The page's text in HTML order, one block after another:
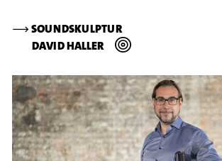
⟶SOUNDSKULPTUR
DAVID HALLER